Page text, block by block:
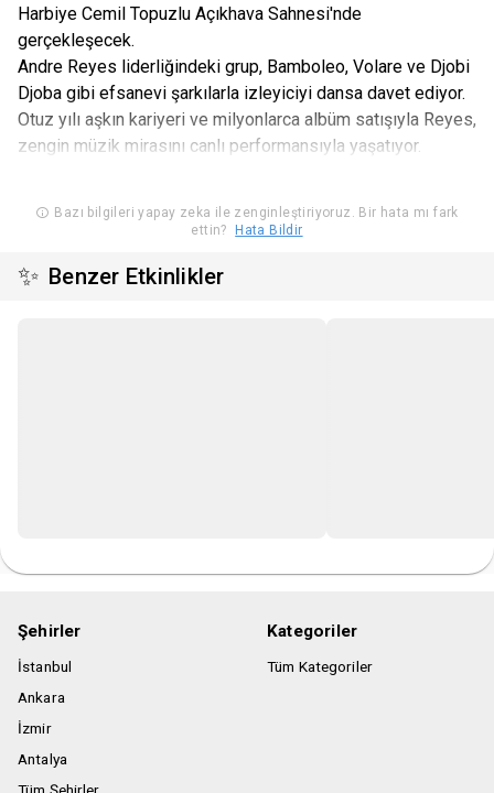
Harbiye Cemil Topuzlu Açıkhava Sahnesi'nde
gerçekleşecek.
Andre Reyes liderliğindeki grup, Bamboleo, Volare ve Djobi
Djoba gibi efsanevi şarkılarla izleyiciyi dansa davet ediyor.
Otuz yılı aşkın kariyeri ve milyonlarca albüm satışıyla Reyes,
zengin müzik mirasını canlı performansıyla yaşatıyor.
Bazı bilgileri yapay zeka ile zenginleştiriyoruz. Bir hata mı fark
ettin?
Hata Bildir
✨ Benzer Etkinlikler
Şehirler
İstanbul
Ankara
İzmir
Antalya
Kategoriler
Tüm Kategoriler